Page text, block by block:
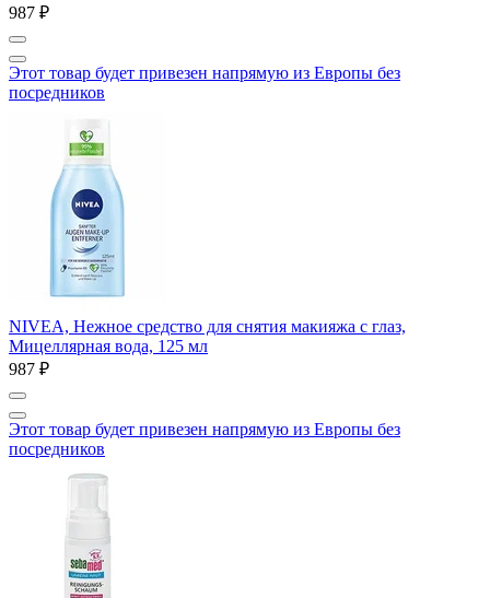
987 ₽
Этот товар будет привезен напрямую из Европы без
посредников
NIVEA, Нежное средство для снятия макияжа с глаз,
Мицеллярная вода, 125 мл
987 ₽
Этот товар будет привезен напрямую из Европы без
посредников